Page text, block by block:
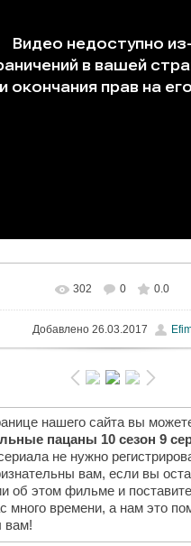
302 0 0.0
Добавлено26.03.2017
нашего сайта вы
пацаны 10 сезон 9
не нужно
вам, если вы
об этом фильме и
много времени, а нам это
вам!